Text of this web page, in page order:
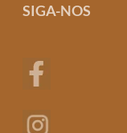
SIGA-NOS